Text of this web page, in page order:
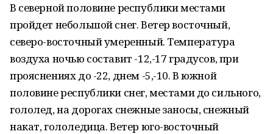
В северной половине республики местами
пройдет небольшой снег. Ветер восточный,
северо-восточный умеренный. Температура
воздуха ночью составит -12,-17 градусов, при
прояснениях до -22, днем -5,-10. В южной
половине республики снег, местами до сильного,
гололед, на дорогах снежные заносы, снежный
накат, гололедица. Ветер юго-восточный